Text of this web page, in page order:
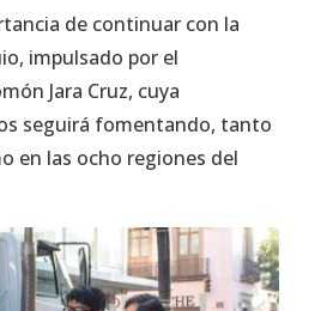
de continuar con la
impulsado por el
Jara Cruz, cuya
seguirá fomentando, tanto
en las ocho regiones del